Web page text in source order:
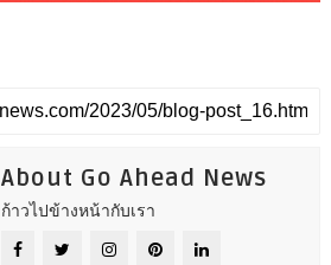
About Go Ahead News
ก้าวไปข้างหน้ากับเรา